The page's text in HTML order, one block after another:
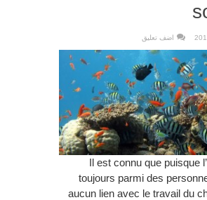
اضف تعليق
Il est connu que puisque
toujours parmi des
aucun lien avec le travail du